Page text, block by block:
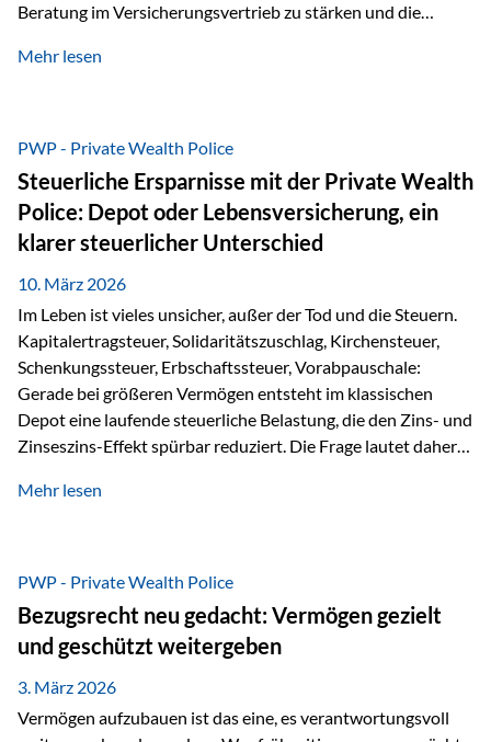
Beratung im Versicherungsvertrieb zu stärken und die
Personen transparent zu dokumentieren. Seit der
Stunden pro Jahr für vertrieblich tätige Personen in der
Versicherungsbranche. Über die Weiterbildungsdatenbank
von „gut beraten“ können absolvierte Bildungsmaßnahmen
zentral erfasst und dokumentiert werden. „gut beraten“
zertifiziert Als zertifizierter Bildungsanbieter können unsere
Webinare nun für die…
Mehr lesen
PWP - Private Wealth Police
Steuerliche Ersparnisse mit der Private Wealth
Police: Depot oder Lebensversicherung, ein
klarer steuerlicher Unterschied
10. März 2026
Im Leben ist vieles unsicher, außer der Tod und die Steuern.
Kapitalertragsteuer, Solidaritätszuschlag, Kirchensteuer,
Schenkungssteuer, Erbschaftssteuer, Vorabpauschale:
Gerade bei größeren Vermögen entsteht im klassischen
Depot eine laufende steuerliche Belastung, die den Zins- und
Zinseszins-Effekt spürbar reduziert. Die Frage lautet daher:
nicht laufend Kapital entziehen – sondern möglichst lange im
Privatdepot fallen an: Abgeltungssteuer Fondsbesteuerung
(Vorabpauschale, Teilfreistellung) Kein steuerlicher Abzug
der Vermögensverwaltungs-Gebühren /
Depotbankgebühren Jährliches Steuerreporting erforderlich
Zinsen, Dividenden und Kursgewinne werden laufend
besteuert.
Mehr lesen
PWP - Private Wealth Police
Bezugsrecht neu gedacht: Vermögen gezielt
und geschützt weitergeben
3. März 2026
Vermögen aufzubauen ist das eine, es verantwortungsvoll